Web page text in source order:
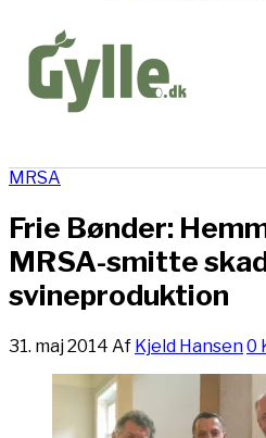
MRSA
Frie Bønder:
MRSA-smitte
svineproduktion
31. maj 2014 Af Kjeld Hansen0